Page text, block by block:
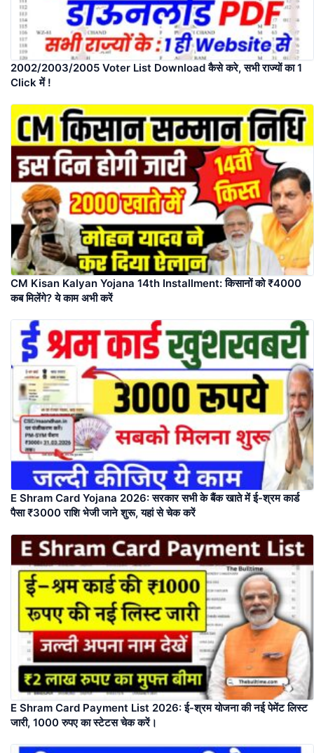
2002/2003/2005 Voter List Download कैसे करे, सभी राज्यों का 1
Click में !
CM Kisan Kalyan Yojana 14th Installment: किसानों को ₹4000
कब मिलेंगे? ये काम अभी करें
E Shram Card Yojana 2026: सरकार सभी के बैंक खाते में ई-श्रम कार्ड
पैसा ₹3000 राशि भेजी जाने शुरू, यहां से चेक करें
E Shram Card Payment List 2026: ई-श्रम योजना की नई पेमेंट लिस्ट
जारी, 1000 रुपए का स्टेटस चेक करें।